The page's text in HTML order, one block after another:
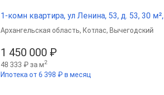
1-комн квартира, ул Ленина, 53, д. 53, 30
1 450 000 ₽
48 333 ₽ за м2
Ипотека от 6 398 ₽ в месяц
Архангельская область, Котлас, Вычегодский